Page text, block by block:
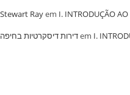
Stewart Rayem I. INTRODUÇÃO AO
‏דירות דיסקרטיות בחיפהem I.